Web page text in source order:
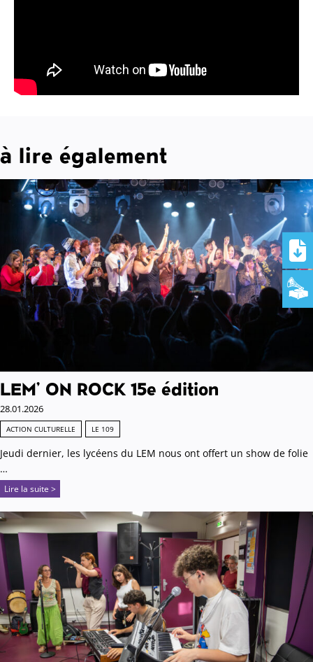
à lire également
LEM’ ON ROCK 15e édition
28.01.2026
ACTION CULTURELLE LE 109
Jeudi dernier, les lycéens du LEM nous ont offert un show de folie
…
Lire la suite >